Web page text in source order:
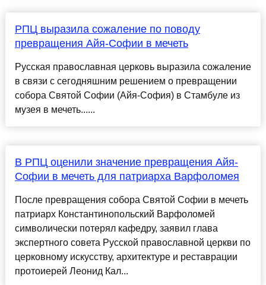
РПЦ выразила сожаление по поводу
превращения Айя-Софии в мечеть
Русская православная церковь выразила сожаление
в связи с сегодняшним решением о превращении
собора Святой Софии (Айя-София) в Стамбуле из
музея в мечеть......
В РПЦ оценили значение превращения Айя-
Софии в мечеть для патриарха Варфоломея
После превращения собора Святой Софии в мечеть
патриарх Константинопольский Варфоломей
символически потерял кафедру, заявил глава
экспертного совета Русской православной церкви по
церковному искусству, архитектуре и реставрации
протоиерей Леонид Кал...